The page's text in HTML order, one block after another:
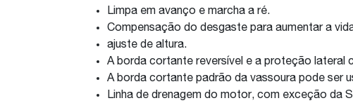
Limpa em avanço e marcha a ré.
Compensação do desgaste para aumentar a
ajuste de altura.
A borda cortante reversível e a proteção lateral
A borda cortante padrão da vassoura pode ser
Linha de drenagem do motor, com exceção da